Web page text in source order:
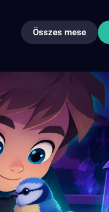
Összes mese